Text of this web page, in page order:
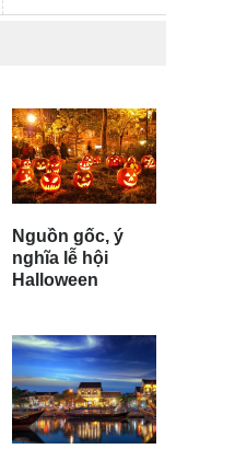
Nguồn gốc, ý
nghĩa lễ hội
Halloween